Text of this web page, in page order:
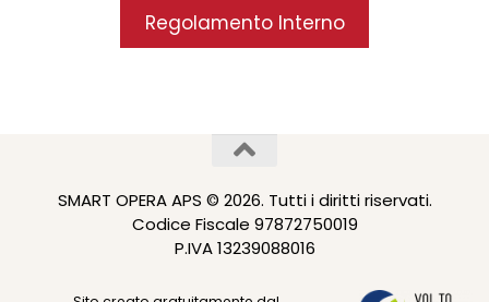
Regolamento Interno
SMART OPERA APS © 2026. Tutti i diritti riservati.
Codice Fiscale 97872750019
P.IVA 13239088016